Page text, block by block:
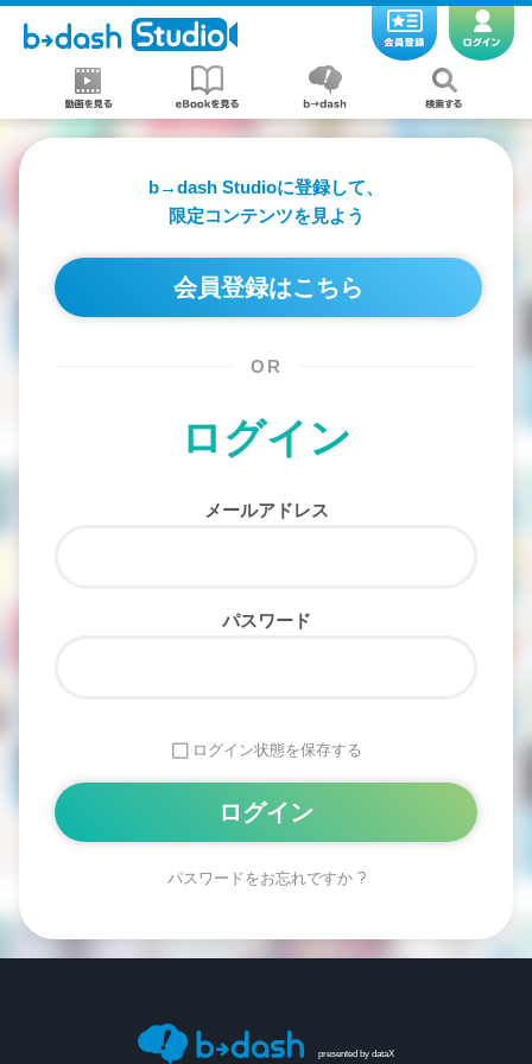
b→dash Studioに登録して、
限定コンテンツを見よう
会員登録はこちら
OR
ログイン
メールアドレス
パスワード
ログイン状態を保存する
パスワードをお忘れですか ?
presented by dataX